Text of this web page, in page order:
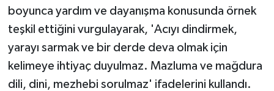
boyunca yardım ve dayanışma konusunda örnek
teşkil ettiğini vurgulayarak, 'Acıyı dindirmek,
yarayı sarmak ve bir derde deva olmak için
kelimeye ihtiyaç duyulmaz. Mazluma ve mağdura
dili, dini, mezhebi sorulmaz' ifadelerini kullandı.